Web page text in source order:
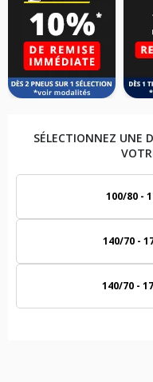
SÉLECTIONNEZ UNE
100/80 -
140/70 -
140/70 -